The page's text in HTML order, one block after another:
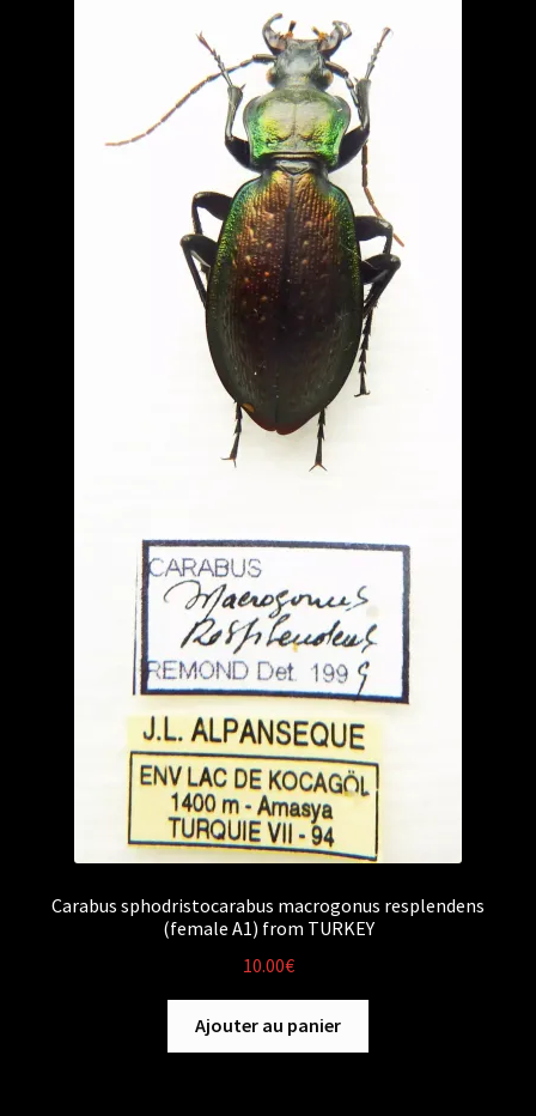
Carabus sphodristocarabus macrogonus resplendens
(female A1) from TURKEY
10.00€
Ajouter au panier